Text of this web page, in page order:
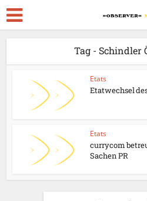
Tag - Schindler
Etats
Etatwechsel
Etats
currycom
Sachen PR